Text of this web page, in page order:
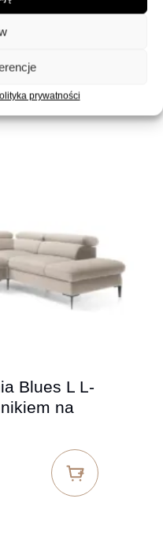
prywatności
na
Blues L L-
na